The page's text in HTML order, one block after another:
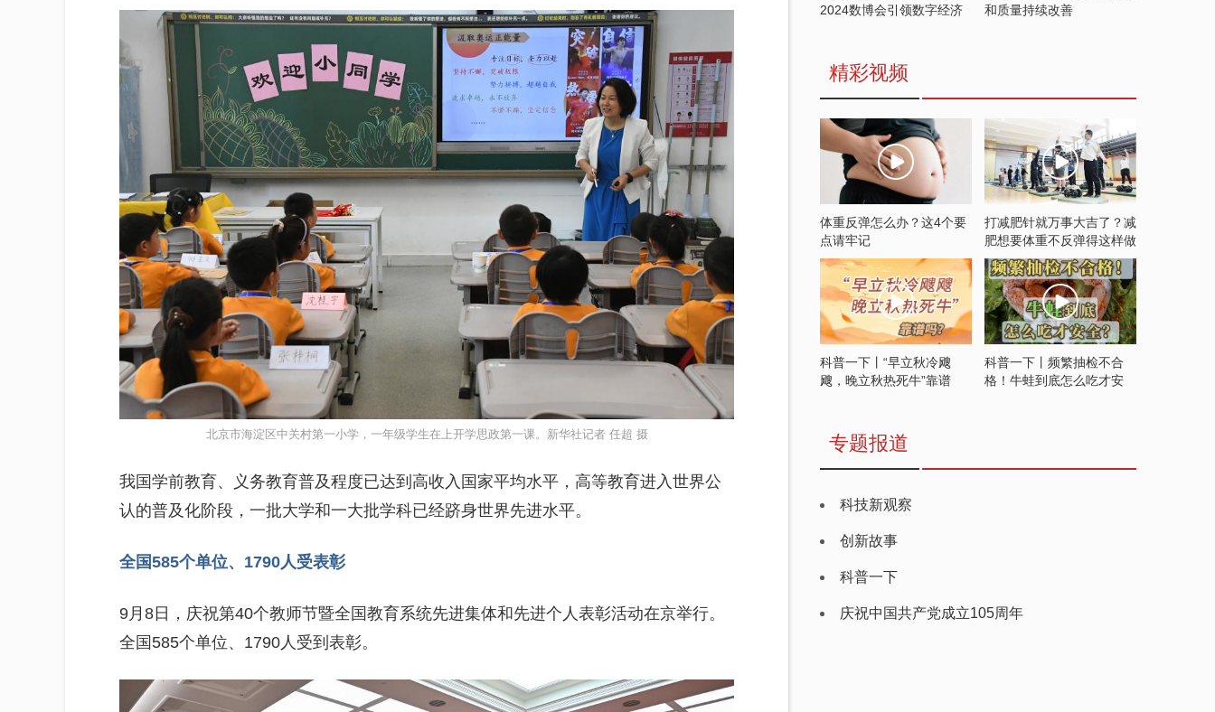
北京市海淀区中关村第一小学，一年级学生在上开学思政第一课。新华社记者 任超 摄
我国学前教育、义务教育普及程度已达到高收入国家平均水平，高等教育进入世界公
认的普及化阶段，一批大学和一大批学科已经跻身世界先进水平。
全国585个单位、1790人受表彰
9月8日，庆祝第40个教师节暨全国教育系统先进集体和先进个人表彰活动在京举行。
全国585个单位、1790人受到表彰。
2024数博会引领数字经济
和质量持续改善
精彩视频
体重反弹怎么办？这4个要
点请牢记
打减肥针就万事大吉了？减
肥想要体重不反弹得这样做
科普一下丨“早立秋冷飕
飕，晚立秋热死牛”靠谱
科普一下丨频繁抽检不合
格！牛蛙到底怎么吃才安
专题报道
科技新观察
创新故事
科普一下
庆祝中国共产党成立105周年